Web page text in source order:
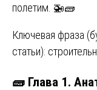
полетим. 🚁🧱
Ключевая фраза
статьи):
🧱 Глава 1.